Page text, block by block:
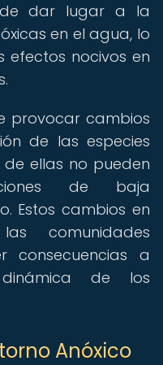
dar lugar a la
en el agua, lo
nocivos en
provocar cambios
de las especies
ellas no pueden
de baja
Estos cambios en
comunidades
consecuencias a
de los
Anóxico